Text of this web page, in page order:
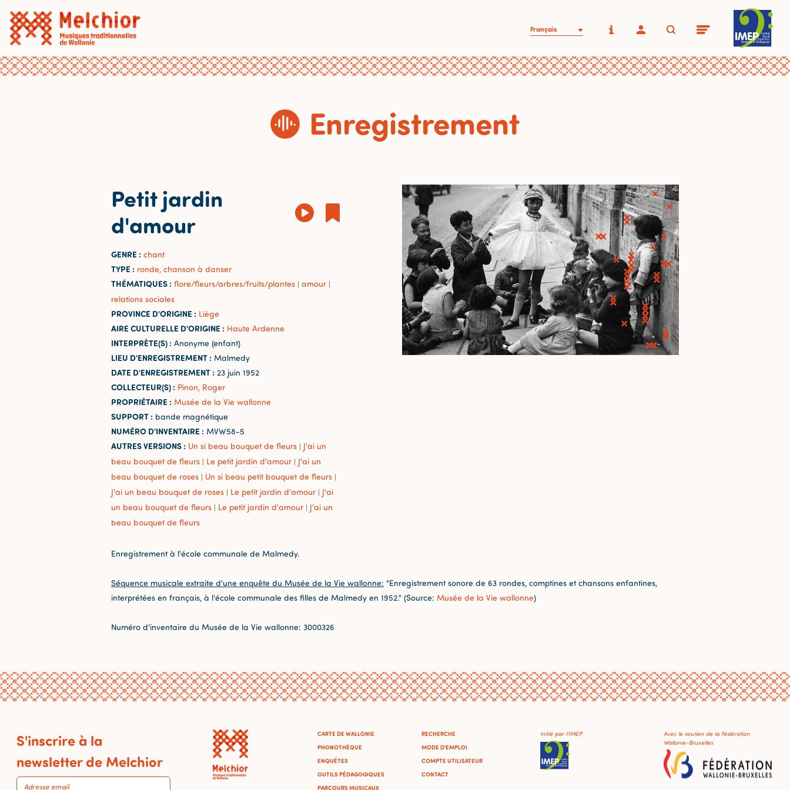
Français
Enregistrement
Petit jardin
d'amour
GENRE : chant
TYPE : ronde, chanson à danser
THÉMATIQUES : flore/fleurs/arbres/fruits/plantes | amour |
relations sociales
PROVINCE D'ORIGINE : Liège
AIRE CULTURELLE D'ORIGINE : Haute Ardenne
INTERPRÈTE(S) : Anonyme (enfant)
LIEU D'ENREGISTREMENT : Malmedy
DATE D'ENREGISTREMENT : 23 juin 1952
COLLECTEUR(S) : Pinon, Roger
PROPRIÉTAIRE : Musée de la Vie wallonne
SUPPORT : bande magnétique
NUMÉRO D'INVENTAIRE : MVW58-5
AUTRES VERSIONS : Un si beau bouquet de fleurs | J'ai un
beau bouquet de fleurs | Le petit jardin d'amour | J'ai un
beau bouquet de roses | Un si beau petit bouquet de fleurs |
J'ai un beau bouquet de roses | Le petit jardin d'amour | J'ai
un beau bouquet de fleurs | Le petit jardin d'amour | J'ai un
beau bouquet de fleurs
Enregistrement à l'école communale de Malmedy.
Séquence musicale extraite d'une enquête du Musée de la Vie wallonne: "Enregistrement sonore de 63 rondes, comptines et chansons enfantines,
interprétées en français, à l'école communale des filles de Malmedy en 1952." (Source: Musée de la Vie wallonne)
Numéro d'inventaire du Musée de la Vie wallonne: 3000326
S'inscrire à la
newsletter de Melchior
CARTE DE WALLONIE
PHONOTHÈQUE
ENQUÊTES
OUTILS PÉDAGOGIQUES
PARCOURS MUSICAUX
RECHERCHE
MODE D'EMPLOI
COMPTE UTILISATEUR
CONTACT
Initié par l'IMEP
Avec le soutien de la Fédération
Wallonie-Bruxelles